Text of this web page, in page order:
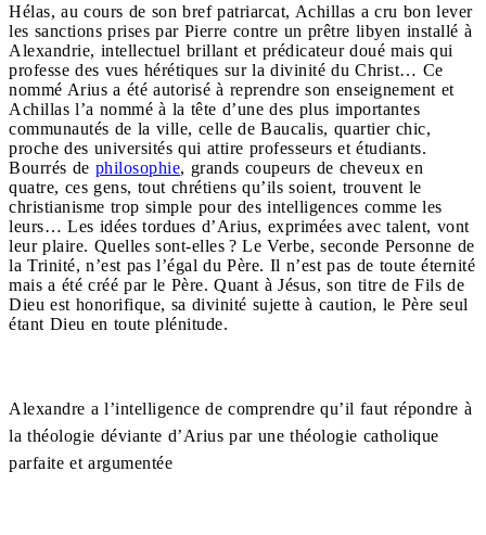
Hélas, au cours de son bref patriarcat, Achillas a cru bon lever
les sanctions prises par Pierre contre un prêtre libyen installé à
Alexandrie, intellectuel brillant et prédicateur doué mais qui
professe des vues hérétiques sur la divinité du Christ… Ce
nommé Arius a été autorisé à reprendre son enseignement et
Achillas l’a nommé à la tête d’une des plus importantes
communautés de la ville, celle de Baucalis, quartier chic,
proche des universités qui attire professeurs et étudiants.
Bourrés de philosophie, grands coupeurs de cheveux en
quatre, ces gens, tout chrétiens qu’ils soient, trouvent le
christianisme trop simple pour des intelligences comme les
leurs… Les idées tordues d’Arius, exprimées avec talent, vont
leur plaire. Quelles sont-elles ? Le Verbe, seconde Personne de
la Trinité, n’est pas l’égal du Père. Il n’est pas de toute éternité
mais a été créé par le Père. Quant à Jésus, son titre de Fils de
Dieu est honorifique, sa divinité sujette à caution, le Père seul
étant Dieu en toute plénitude.
Alexandre a l’intelligence de comprendre qu’il faut répondre à
la théologie déviante d’Arius par une théologie catholique
parfaite et argumentée